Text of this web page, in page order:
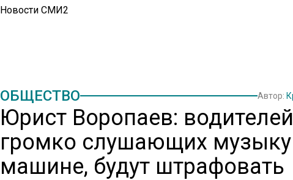
Новости СМИ2
ОБЩЕСТВО Автор:
Юрист Воропаев:
громко слушающих
машине, будут штрафовать